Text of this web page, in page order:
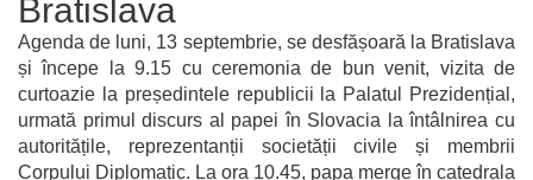
Bratislava
Agenda de luni, 13 septembrie, se desfășoară la Bratislava
și începe la 9.15 cu ceremonia de bun venit, vizita de
curtoazie la președintele republicii la Palatul Prezidențial,
urmată primul discurs al papei în Slovacia la întâlnirea cu
autoritățile, reprezentanții societății civile și membrii
Corpului Diplomatic. La ora 10.45, papa merge în catedrala